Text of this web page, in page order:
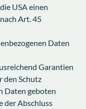
USA einen
Art. 45
Daten
Garantien
den Schutz
Daten geboten
der Abschluss